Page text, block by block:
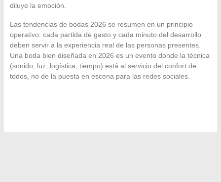
diluye la emoción.
Las tendencias de bodas 2026 se resumen en un principio
operativo: cada partida de gasto y cada minuto del desarrollo
deben servir a la experiencia real de las personas presentes.
Una boda bien diseñada en 2026 es un evento donde la técnica
(sonido, luz, logística, tiempo) está al servicio del confort de
todos, no de la puesta en escena para las redes sociales.